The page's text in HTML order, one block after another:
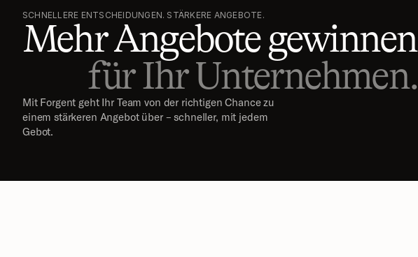
SCHNELLERE ENTSCHEIDUNGEN. STÄRKERE ANGEBOTE.
Mehr Angebote gewinnen
für Ihr Unternehmen.
Mit Forgent geht Ihr Team von der richtigen Chance zu
einem stärkeren Angebot über – schneller, mit jedem
Gebot.